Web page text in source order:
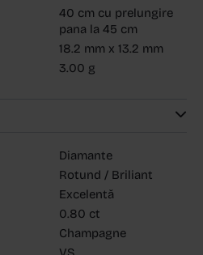
40 cm cu prelungire
pana la 45 cm
18.2 mm x 13.2 mm
3.00 g
Diamante
Rotund / Briliant
Excelentă
0.80 ct
Champagne